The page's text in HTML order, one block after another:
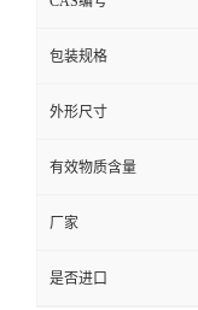
包装规格
外形尺寸
有效物质含量
厂家
是否进口